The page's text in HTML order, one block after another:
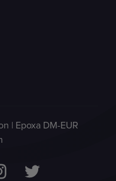
| Epoxa DM-EUR